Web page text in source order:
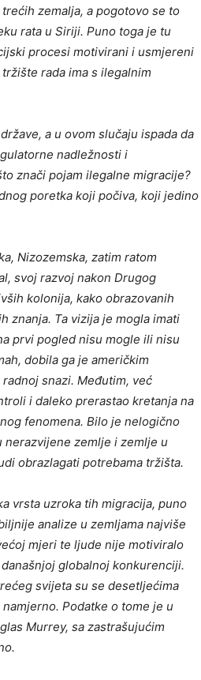
zemalja, a pogotovo se to
rata u Siriji. Puno toga je tu
procesi motivirani i usmjereni
rada ima s ilegalnim
a u ovom slučaju ispada da
nadležnosti i
znači pojam ilegalne migracije?
poretka koji počiva, koji jedino
Nizozemska, zatim ratom
svoj razvoj nakon Drugog
kolonija, kako obrazovanih
znanja. Ta vizija je mogla imati
prvi pogled nisu mogle ili nisu
dobila ga je američkim
snazi. Međutim, već
i daleko prerastao kretanja na
fenomena. Bilo je nelogično
nerazvijene zemlje i zemlje u
obrazlagati potrebama tržišta.
vrsta uzroka tih migracija, puno
analize u zemljama najviše
mjeri te ljude nije motiviralo
globalnoj konkurenciji.
svijeta su se desetljećima
Podatke o tome je u
Murrey, sa zastrašujućim